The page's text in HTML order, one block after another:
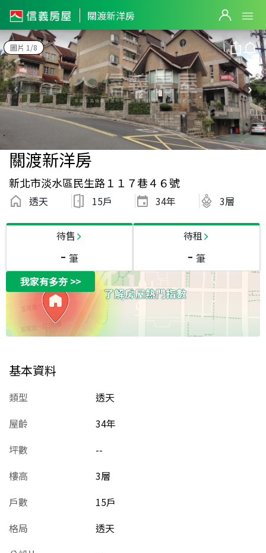
關渡新洋房
圖片 1/8
關渡新洋房
新北市淡水區民生路１１７巷４６號
透天 15戶 34年 3層
待售
- 筆
待租
- 筆
我家有多夯>>
基本資料
類型
透天
屋齡
34年
坪數
--
樓高
3層
戶數
15戶
格局
透天